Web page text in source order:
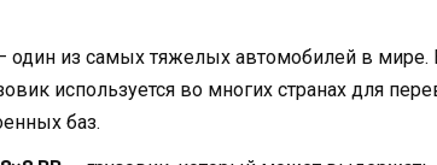
один из самых тяжелых автомобилей в мире.
используется во многих странах для
баз.